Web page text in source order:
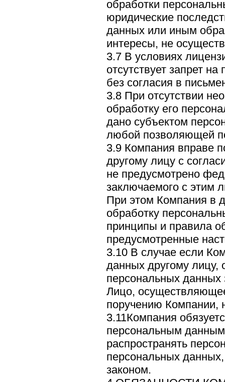
обработки
юридические
данных или иным
интересы, не
3.7 В условиях
отсутствует запрет
без согласия в
3.8 При отсутствии
обработку его
дано субъектом
любой позволяющей
3.9 Компания вправе
другому лицу с
не предусмотрено
заключаемого с этим
При этом Компания в
обработку
принципы и правила
предусмотренные
3.10 В случае если
данных другому лицу,
персональных данных
Лицо,
поручению Компании,
3.11Компания
персональным
распространять
персональных
законом.